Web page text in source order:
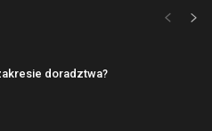
doradztwa?